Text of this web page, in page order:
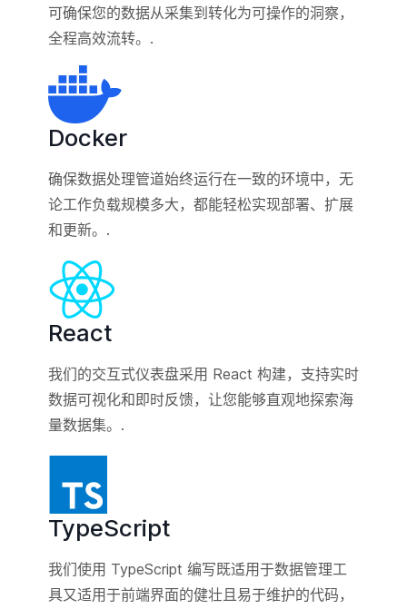
可确保您的数据从采集到转化为可操作的洞察，
全程高效流转。.
Docker
确保数据处理管道始终运行在一致的环境中，无
论工作负载规模多大，都能轻松实现部署、扩展
和更新。.
React
我们的交互式仪表盘采用 React 构建，支持实时
数据可视化和即时反馈，让您能够直观地探索海
量数据集。.
TypeScript
我们使用 TypeScript 编写既适用于数据管理工
具又适用于前端界面的健壮且易于维护的代码，